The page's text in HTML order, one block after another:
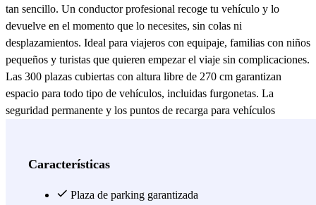
tan sencillo. Un conductor profesional recoge tu vehículo y lo
devuelve en el momento que lo necesites, sin colas ni
desplazamientos. Ideal para viajeros con equipaje, familias con niños
pequeños y turistas que quieren empezar el viaje sin complicaciones.
Las 300 plazas cubiertas con altura libre de 270 cm garantizan
espacio para todo tipo de vehículos, incluidas furgonetas. La
seguridad permanente y los puntos de recarga para vehículos
familia. El servicio de lavado de coche, contratado aparte, te espera
Valet - Coberto desde 6,50€ y llega al Aeropuerto de Porto con el
Características
Plaza de parking garantizada